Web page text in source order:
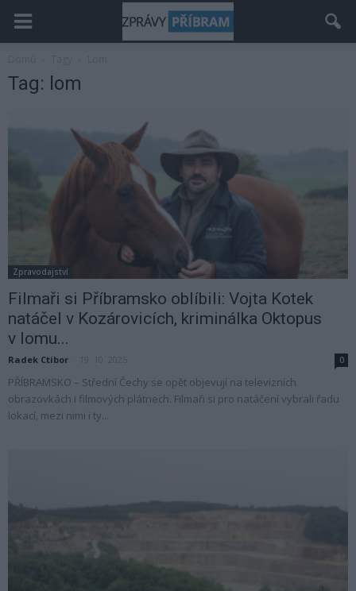
Tag: lom
Zpravodajství
Filmaři si Příbramsko oblíbili: Vojta Kotek
natáčel v Kozárovicích, kriminálka Oktopus
v lomu...
Radek Ctibor 0
PŘÍBRAMSKO – Střední Čechy se opět objevují na televizních
obrazovkách i filmových plátnech. Filmaři si pro natáčení vybrali řadu
lokací, mezi nimi i ty...